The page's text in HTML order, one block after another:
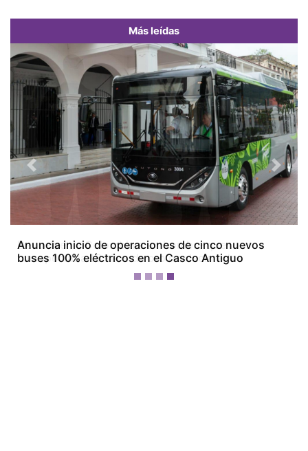
Más leídas
Devuelven a Colombia a un hombre que
transportaba 16 kilos de oro no declarados
Previous Next